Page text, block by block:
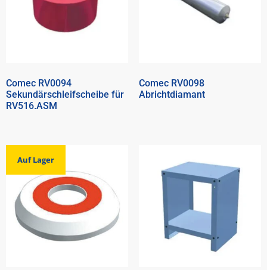
Comec RV0094
Sekundärschleifscheibe für
RV516.ASM
Comec RV0098
Abrichtdiamant
Auf Lager